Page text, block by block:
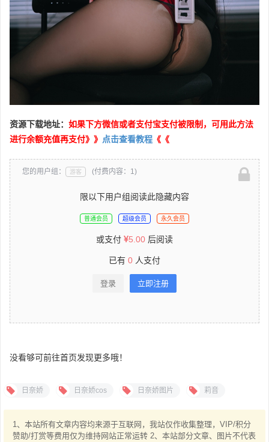
资源下载地址： 如果下方微信或者支付宝支付被限制，可用此方法
进行余额充值再支付》》 点击查看教程 《《
您的用户组： 游客 (付费内容：1)
限以下用户组阅读此隐藏内容
普通会员 超级会员 永久会员
或支付 5.00 后阅读
已有 0 人支付
登录 立即注册
没看够可前往首页发现更多哦！
日奈娇 日奈娇cos 日奈娇图片 莉音
1、本站所有文章内容均来源于互联网，我站仅作收集整理，VIP/积分
赞助/打赏等费用仅为维持网站正常运转 2、本站部分文章、图片不代表